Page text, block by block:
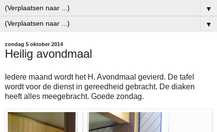
▼
▼
zondag 5 oktober 2014
Heilig avondmaal
Iedere maand wordt het H. Avondmaal gevierd. De tafel
wordt voor de dienst in gereedheid gebracht. De diaken
heeft alles meegebracht. Goede zondag.